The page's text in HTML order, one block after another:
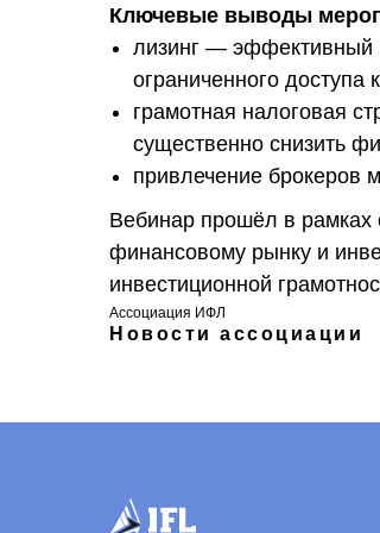
Ключевые выводы
лизинг — эффективный
ограниченного доступа
грамотная налоговая
существенно снизить
привлечение брокеров
Вебинар прошёл в рамках
финансовому рынку и
инвестиционной
Ассоциация ИФЛ
Новости ассоциации